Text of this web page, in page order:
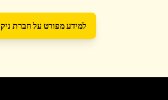
למידע מפורט עלחברת